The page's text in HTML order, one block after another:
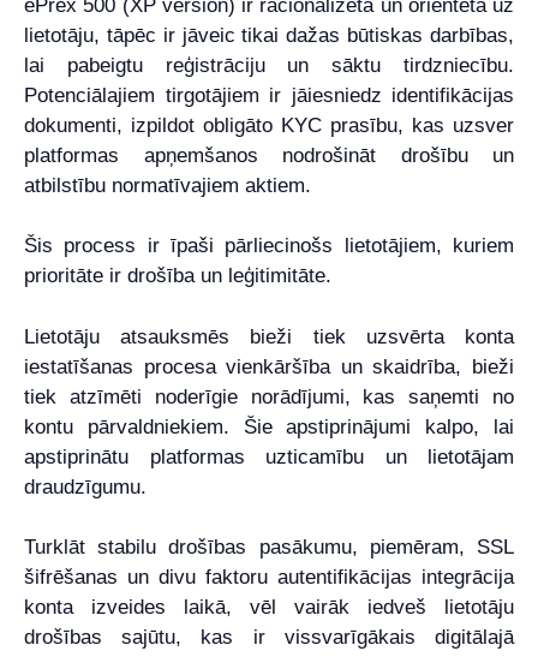
ePrex 500 (XP version) ir racionalizēta un orientēta uz
lietotāju, tāpēc ir jāveic tikai dažas būtiskas darbības,
lai pabeigtu reģistrāciju un sāktu tirdzniecību.
Potenciālajiem tirgotājiem ir jāiesniedz identifikācijas
dokumenti, izpildot obligāto KYC prasību, kas uzsver
platformas apņemšanos nodrošināt drošību un
atbilstību normatīvajiem aktiem.
Šis process ir īpaši pārliecinošs lietotājiem, kuriem
prioritāte ir drošība un leģitimitāte.
Lietotāju atsauksmēs bieži tiek uzsvērta konta
iestatīšanas procesa vienkāršība un skaidrība, bieži
tiek atzīmēti noderīgie norādījumi, kas saņemti no
kontu pārvaldniekiem. Šie apstiprinājumi kalpo, lai
apstiprinātu platformas uzticamību un lietotājam
draudzīgumu.
Turklāt stabilu drošības pasākumu, piemēram, SSL
šifrēšanas un divu faktoru autentifikācijas integrācija
konta izveides laikā, vēl vairāk iedveš lietotāju
drošības sajūtu, kas ir vissvarīgākais digitālajā